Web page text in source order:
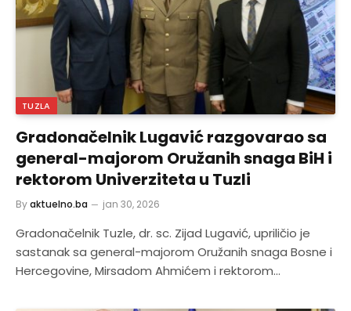
TUZLA
Gradonačelnik Lugavić razgovarao sa
general-majorom Oružanih snaga BiH i
rektorom Univerziteta u Tuzli
Byaktuelno.ba jan 30, 2026
Gradonačelnik Tuzle, dr. sc. Zijad Lugavić, upriličio je
sastanak sa general-majorom Oružanih snaga Bosne i
Hercegovine, Mirsadom Ahmićem i rektorom…